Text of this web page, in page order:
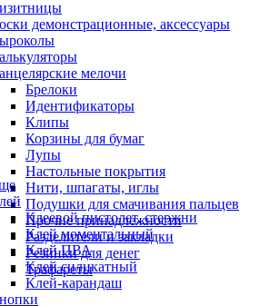
демонстрационные, аксессуары
мелочи
Брелоки
Идентификаторы
Клипы
Корзины для бумаг
Лупы
Настольные покрытия
Нити, шпагаты, иглы
Подушки для смачивания пальцев
Прочие принадлежности
Разделители и закладки
Резинки для денег
Трафареты
Клеевой пистолет, стержни
Клей моментальный
Клей ПВА
Клей силикатный
Клей-карандаш